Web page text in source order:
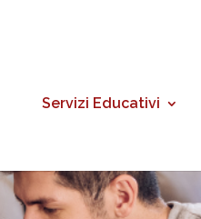
Servizi Educativi